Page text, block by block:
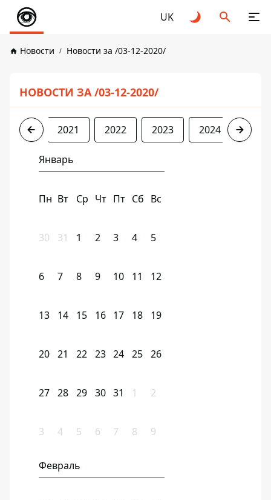
UK
Новости Новости за /03-12-2020/
НОВОСТИ ЗА /03-12-2020/
2020 2021 2022 2023 2024 2025
Январь
Пн Вт Ср Чт Пт Сб Вс
30 31 1 2 3 4 5
6 7 8 9 10 11 12
13 14 15 16 17 18 19
20 21 22 23 24 25 26
27 28 29 30 31 1 2
3 4 5 6 7 8 9
Февраль